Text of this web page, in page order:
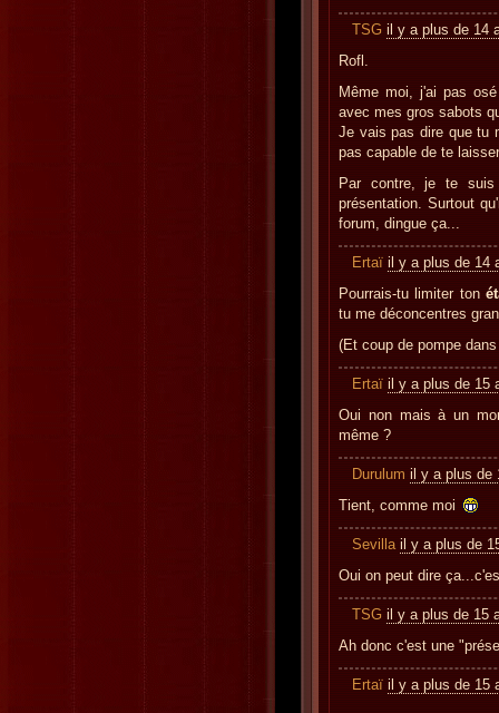
TSG il y a plus de 14
Rofl.
Même moi, j'ai pas
avec mes gros sabots
Je vais pas dire que tu
pas capable de te
Par contre, je te
présentation. Surtout
forum, dingue ça...
Ertaï il y a plus de 14
Pourrais-tu limiter ton
tu me déconcentres
(Et coup de pompe
Ertaï il y a plus de 15
Oui non mais à un
même ?
Durulum il y a plus de
Tient, comme moi
Sevilla il y a plus de
Oui on peut dire
TSG il y a plus de 15
Ah donc c'est une
Ertaï il y a plus de 15